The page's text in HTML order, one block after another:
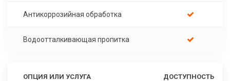
Антикоррозийная обработка
Водоотталкивающая пропитка
ОПЦИЯ ИЛИ УСЛУГА ДОСТУПНОСТЬ